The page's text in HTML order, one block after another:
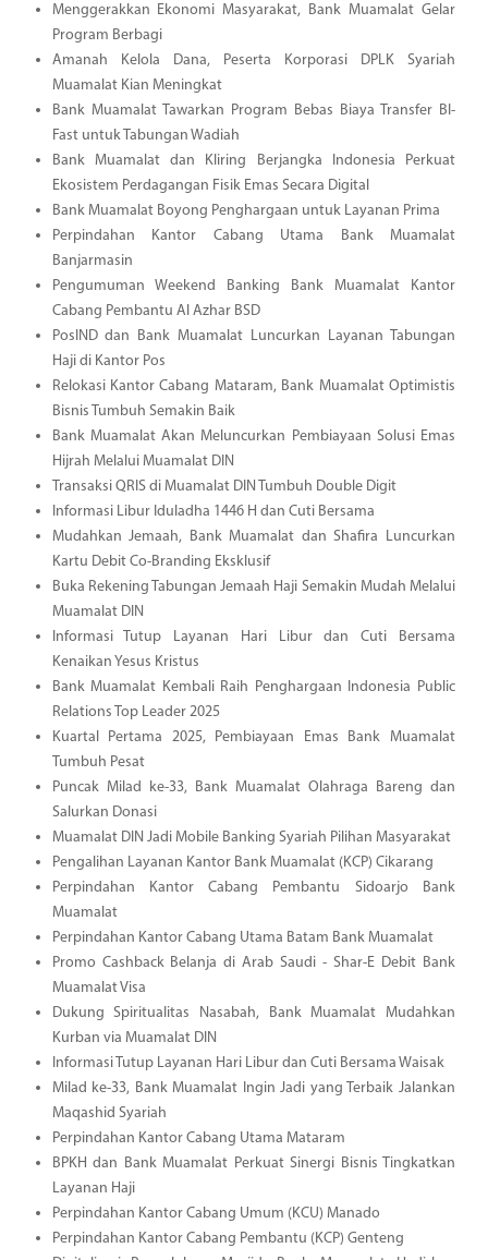
Menggerakkan Ekonomi Masyarakat, Bank Muamalat Gelar
Program Berbagi
Amanah Kelola Dana, Peserta Korporasi DPLK Syariah
Muamalat Kian Meningkat
Bank Muamalat Tawarkan Program Bebas Biaya Transfer BI-
Fast untuk Tabungan Wadiah
Bank Muamalat dan Kliring Berjangka Indonesia Perkuat
Ekosistem Perdagangan Fisik Emas Secara Digital
Bank Muamalat Boyong Penghargaan untuk Layanan Prima
Perpindahan Kantor Cabang Utama Bank Muamalat
Banjarmasin
Pengumuman Weekend Banking Bank Muamalat Kantor
Cabang Pembantu Al Azhar BSD
PosIND dan Bank Muamalat Luncurkan Layanan Tabungan
Haji di Kantor Pos
Relokasi Kantor Cabang Mataram, Bank Muamalat Optimistis
Bisnis Tumbuh Semakin Baik
Bank Muamalat Akan Meluncurkan Pembiayaan Solusi Emas
Hijrah Melalui Muamalat DIN
Transaksi QRIS di Muamalat DIN Tumbuh Double Digit
Informasi Libur Iduladha 1446 H dan Cuti Bersama
Mudahkan Jemaah, Bank Muamalat dan Shafira Luncurkan
Kartu Debit Co-Branding Eksklusif
Buka Rekening Tabungan Jemaah Haji Semakin Mudah Melalui
Muamalat DIN
Informasi Tutup Layanan Hari Libur dan Cuti Bersama
Kenaikan Yesus Kristus
Bank Muamalat Kembali Raih Penghargaan Indonesia Public
Relations Top Leader 2025
Kuartal Pertama 2025, Pembiayaan Emas Bank Muamalat
Tumbuh Pesat
Puncak Milad ke-33, Bank Muamalat Olahraga Bareng dan
Salurkan Donasi
Muamalat DIN Jadi Mobile Banking Syariah Pilihan Masyarakat
Pengalihan Layanan Kantor Bank Muamalat (KCP) Cikarang
Perpindahan Kantor Cabang Pembantu Sidoarjo Bank
Muamalat
Perpindahan Kantor Cabang Utama Batam Bank Muamalat
Promo Cashback Belanja di Arab Saudi - Shar-E Debit Bank
Muamalat Visa
Dukung Spiritualitas Nasabah, Bank Muamalat Mudahkan
Kurban via Muamalat DIN
Informasi Tutup Layanan Hari Libur dan Cuti Bersama Waisak
Milad ke-33, Bank Muamalat Ingin Jadi yang Terbaik Jalankan
Maqashid Syariah
Perpindahan Kantor Cabang Utama Mataram
BPKH dan Bank Muamalat Perkuat Sinergi Bisnis Tingkatkan
Layanan Haji
Perpindahan Kantor Cabang Umum (KCU) Manado
Perpindahan Kantor Cabang Pembantu (KCP) Genteng